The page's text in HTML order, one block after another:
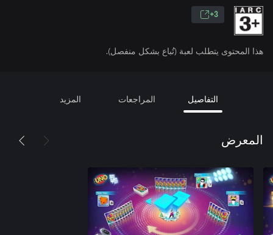
3+
هذا المحتوى يتطلب لعبة (تُباع بشكل منفصل).
التفاصيل المراجعات المزيد
المعرض